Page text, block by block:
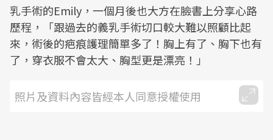
乳手術的Emily，一個月後也大方在臉書上分享心路
歷程，「跟過去的義乳手術切口較大難以照顧比起
來，術後的疤痕護理簡單多了！胸上有了、胸下也有
了，穿衣服不會太大、胸型更是漂亮！」
照片及資料內容皆經本人同意授權使用